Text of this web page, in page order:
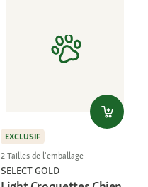
EXCLUSIF
2 Tailles de l'emballage
SELECT GOLD